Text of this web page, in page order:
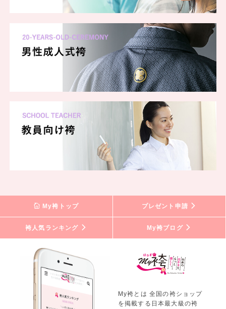
My袴トップ プレゼント申請
袴人気ランキング My袴ブログ
My袴とは 全国の袴ショップ
を掲載する日本最大級の袴